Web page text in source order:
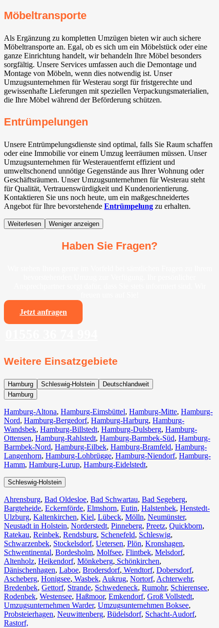
Möbeltransporte
Als Ergänzung zu kompletten Umzügen bieten wir auch sichere
Möbeltransporte an. Egal, ob es sich um ein Möbelstück oder eine
ganze Einrichtung handelt, wir behandeln Ihre Möbel besonders
sorgfältig. Unsere Services umfassen auch die Demontage und
Montage von Möbeln, wenn dies notwendig ist. Unser
Umzugsunternehmen für Westerau sorgt für fristgerechte und
gewissenhafte Lieferungen mit speziellen Verpackungsmaterialien,
die Ihre Möbel während der Beförderung schützen.
Entrümpelungen
Unsere Entrümpelungsdienste sind optimal, falls Sie Raum schaffen
oder eine Immobilie vor einem Umzug leerräumen müssen. Unser
Umzugsunternehmen für Westerauentfernt effizient und
umweltschonend unnötige Gegenstände aus Ihrer Wohnung oder
Geschäftsräumen. Unser Umzugsunternehmen für Westerau steht
für Qualität, Vertrauenswürdigkeit und Kundenorientierung.
Kontaktieren Sie uns noch heute, um ein maßgeschneidertes
Angebot für Ihre bevorstehende Entrümpelung zu erhalten.
Weiterlesen Weniger anzeigen
Haben Sie Fragen?
Jetzt anfragen
Weitere Einsatzgebiete
Hamburg Schleswig-Holstein
Deutschlandweit
Hamburg
Hamburg-Altona, Hamburg-Eimsbüttel, Hamburg-Mitte, Hamburg-
Nord, Hamburg-Bergedorf, Hamburg-Harburg, Hamburg-
Wandsbek, Hamburg-Billstedt, Hamburg-Dulsberg, Hamburg-
Ottensen, Hamburg-Rahlstedt, Hamburg-Barmbek-Süd, Hamburg-
Barmbek-Nord, Hamburg-Eilbek, Hamburg-Bramfeld, Hamburg-
Langenhorn, Hamburg-Lohbrügge, Hamburg-Niendorf, Hamburg-
Hamm, Hamburg-Lurup, Hamburg-Eidelstedt,
Schleswig-Holstein
Ahrensburg, Bad Oldesloe, Bad Schwartau, Bad Segeberg,
Bargteheide, Eckernförde, Elmshorn, Eutin, Halstenbek, Henstedt-
Ulzburg, Kaltenkirchen, Kiel, Lübeck, Mölln, Neumünster,
Neustadt in Holstein, Norderstedt, Pinneberg, Preetz, Quickborn,
Ratekau, Reinbek, Rendsburg, Schenefeld, Schleswig,
Schwarzenbek, Stockelsdorf, Uetersen, Plön, Kronshagen,
Schwentinental, Bordesholm, Molfsee, Flintbek, Melsdorf,
Altenholz, Heikendorf, Mönkeberg, Schönkirchen,
Dänischenhagen, Laboe, Brodersdorf, Wendtorf, Dobersdorf,
Ascheberg, Honigsee, Wasbek, Aukrug, Nortorf, Achterwehr,
Bredenbek, Gettorf, Strande, Schwedeneck, Rumohr, Schierensee,
Rodenbek, Westensee, Haßmoor, Emkendorf, Groß Vollstedt,
Umzugsunternehmen Warder, Umzugsunternehmen Boksee,
Probsteierhagen, Neuwittenberg, Büdelsdorf, Schacht-Audorf,
Rastorf,